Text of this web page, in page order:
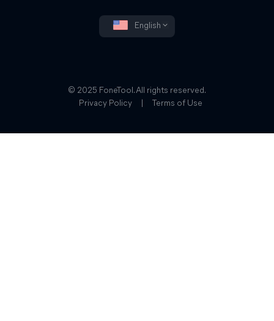
English
© 2025 FoneTool. All rights reserved.
Privacy Policy
Terms of Use